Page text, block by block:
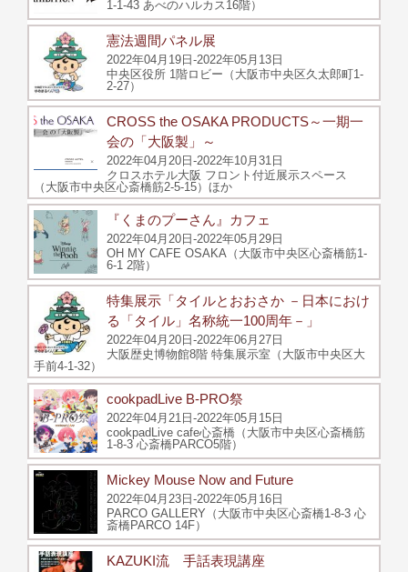
1-1-43 あべのハルカス16階）
憲法週間パネル展
2022年04月19日-2022年05月13日
中央区役所 1階ロビー（大阪市中央区久太郎町1-
2-27）
CROSS the OSAKA PRODUCTS～一期一
会の「大阪製」～
2022年04月20日-2022年10月31日
クロスホテル大阪 フロント付近展示スペース
（大阪市中央区心斎橋筋2-5-15）ほか
『くまのプーさん』カフェ
2022年04月20日-2022年05月29日
OH MY CAFE OSAKA（大阪市中央区心斎橋筋1-
6-1 2階）
特集展示「タイルとおおさか －日本におけ
る「タイル」名称統一100周年－」
2022年04月20日-2022年06月27日
大阪歴史博物館8階 特集展示室（大阪市中央区大
手前4-1-32）
cookpadLive B-PRO祭
2022年04月21日-2022年05月15日
cookpadLive cafe心斎橋（大阪市中央区心斎橋筋
1-8-3 心斎橋PARCO5階）
Mickey Mouse Now and Future
2022年04月23日-2022年05月16日
PARCO GALLERY（大阪市中央区心斎橋1-8-3 心
斎橋PARCO 14F）
KAZUKI流 手話表現講座